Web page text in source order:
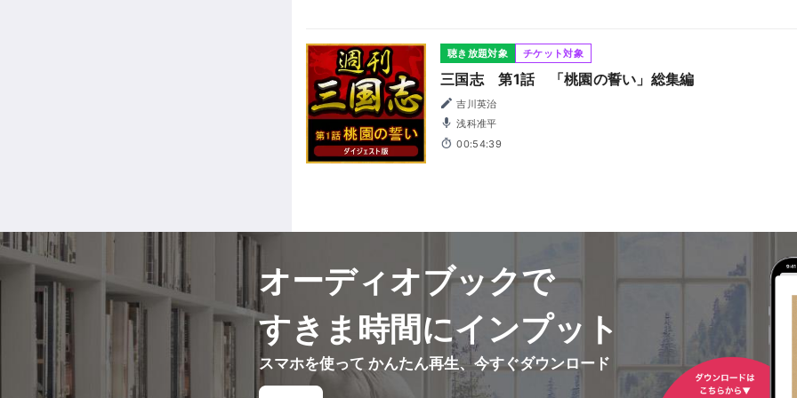
聴き放題対象 チケット対象
三国志 第1話 「桃園の誓い」総集編
吉川英治
浅科准平
00:54:39
オーディオブックで
すきま時間にインプット
スマホを使って かんたん再生、今すぐダウンロード